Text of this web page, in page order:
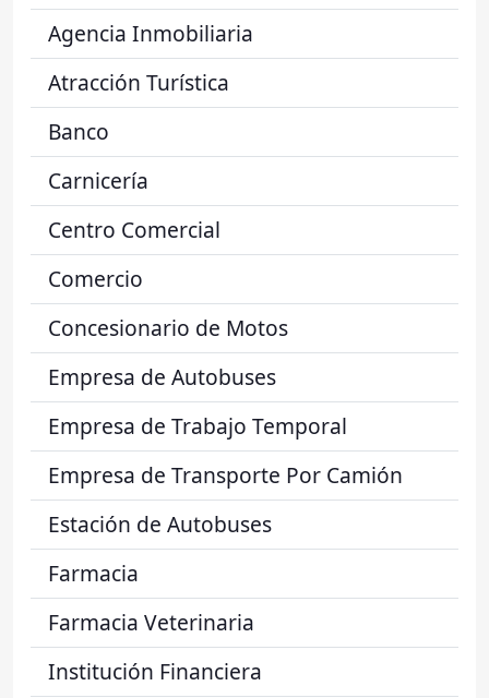
Agencia Inmobiliaria
Atracción Turística
Banco
Carnicería
Centro Comercial
Comercio
Concesionario de Motos
Empresa de Autobuses
Empresa de Trabajo Temporal
Empresa de Transporte Por Camión
Estación de Autobuses
Farmacia
Farmacia Veterinaria
Institución Financiera